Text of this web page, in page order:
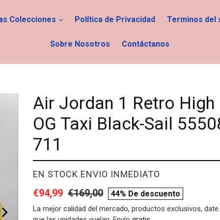
Colecciones Política de Privacidad Terminos del
Sobre Nosotros Contáctanos
Air Jordan 1 Retro High
OG Taxi Black-Sail
711
PROVEEDOR
EN STOCK ENVIO INMEDIATO
Precio
de
€94,99 Precio
habitual
€169,00
compare
price
44% De descuento
La mejor calidad del mercado, productos exclusivos,